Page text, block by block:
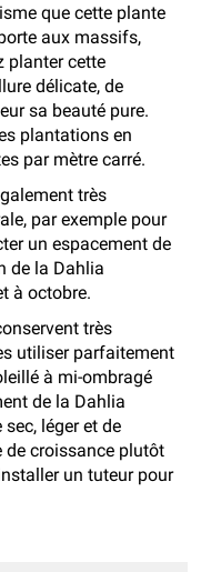
que cette plante
aux massifs,
planter cette
délicate, de
sa beauté pure.
plantations en
par mètre carré.
très
par exemple pour
un espacement de
de la Dahlia
à octobre.
très
utiliser parfaitement
à mi-ombragé
de la Dahlia
léger et de
de croissance plutôt
un tuteur pour